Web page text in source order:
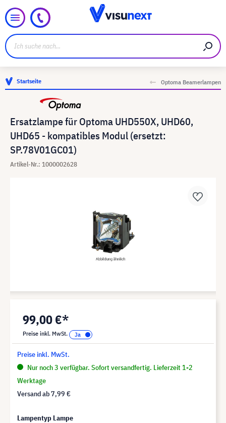
Startseite Optoma Beamerlampen
Ersatzlampe für Optoma UHD550X, UHD60,
UHD65 - kompatibles Modul (ersetzt:
SP.78V01GC01)
Artikel-Nr.: 1000002628
99,00 €*
Preise inkl. MwSt.
Preise inkl. MwSt.
Nur noch 3 verfügbar. Sofort versandfertig. Lieferzeit 1-2
Werktage
Versand ab7,99 €
Lampentyp Lampe